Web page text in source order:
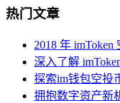
热门文章
2018 年
深入了解
探索im钱包空投
拥抱数字资产新